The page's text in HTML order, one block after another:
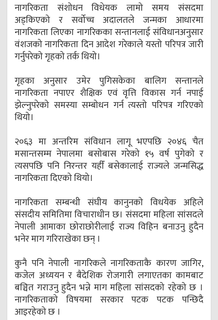
नागरिकता संशोधन विधेयक लामो समय संसदमा
अड्किएको र सर्वोच्च अदालतले जन्मका आधारमा
नागरिकता लिएका नागरिकका सन्तानलाई संविधानअनुसार
वंशजको नागरिकता दिन आदेश गरेकाले यस्तो परिपत्र जारी
गर्नुपरेको गृहको तर्क थियो।
गृहका अनुसार उमेर पुगिसकेका बालिग सन्तानले
नागरिकता नपाएर शैक्षिक एवं वृत्ति विकास गर्न नपाई
झेल्नुपरेको समस्या सम्बोधन गर्न त्यस्तो परिपत्र गरिएको
थियो।
२०६३ मा अन्तरिम संविधान लागू भएपछि २०४६ चैत
मसान्तसम्म नेपालमा बसोबास गरेको १५ वर्ष पुगेको र
त्यसपछि पनि निरन्तर यहीँ बसेकालाई राज्यले जन्मसिद्ध
नागरिकता दिएको थियो।
नागरिकता सम्बन्धी संघीय कानुनको विधयेक अहिले
संसदीय समितिमा विचाराधीन छ। संसदमा महिला सांसदले
नेपाली आमाका छोराछोरीलाई राज्य विहिन बनाउनु हुदैन
भनेर माग गरिराखेका छन् ।
कुनै पनि नेपाली नागरिकले नागरिकताकै कारण जागिर,
कजेल अध्ययन र बैदेशिक रोजगारी लगाएतका कामबाट
बञ्चित गराउनु हुदैन भन्ने माग महिला सांसदको रहेको छ ।
नागरिकताको विषयमा सरकार पटक पटक पन्छिदै
आइरहेको छ ।